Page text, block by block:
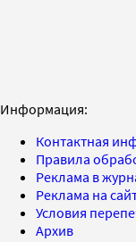
Информация:
Контактная
Правила
Реклама в
Реклама на
Условия
Архив